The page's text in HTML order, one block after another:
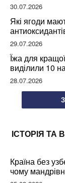
30.07.2026
Які ягоди
29.07.2026
Їжа для
виділили 10
продуктів
28.07.2026
ІСТОРІЯ ТА
Країна без
чому
відпочинок